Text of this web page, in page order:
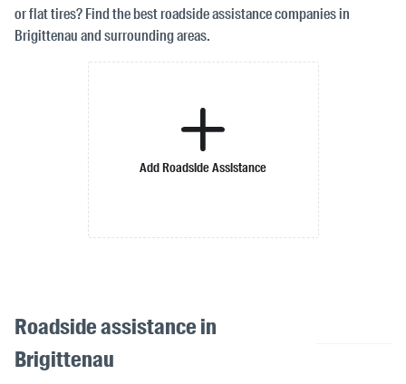
or flat tires? Find the best roadside assistance companies in
Brigittenau and surrounding areas.
Add Roadside Assistance
Roadside assistance in
Brigittenau